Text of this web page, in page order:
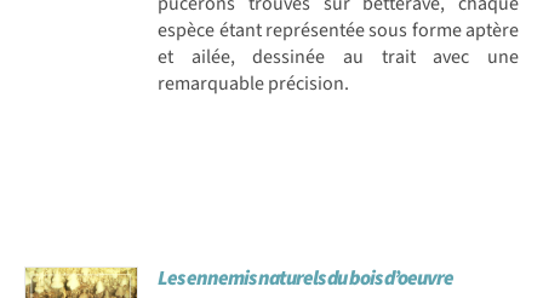
espèce étant représentée sous forme aptère
et ailée, dessinée au trait avec une
remarquable précision.
Les ennemis naturels du bois d’oeuvre